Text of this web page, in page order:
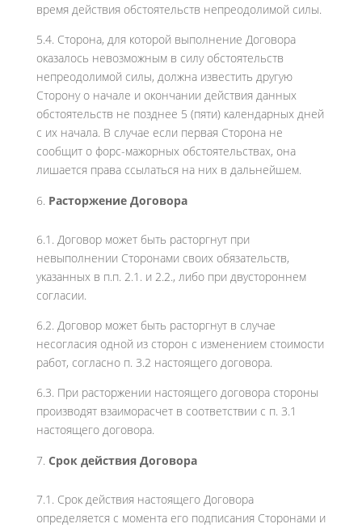
время действия обстоятельств непреодолимой силы.
5.4. Сторона, для которой выполнение Договора
оказалось невозможным в силу обстоятельств
непреодолимой силы, должна известить другую
Сторону о начале и окончании действия данных
обстоятельств не позднее 5 (пяти) календарных дней
с их начала. В случае если первая Сторона не
сообщит о форс-мажорных обстоятельствах, она
лишается права ссылаться на них в дальнейшем.
Расторжение Договора
6.1. Договор может быть расторгнут при
невыполнении Сторонами своих обязательств,
указанных в п.п. 2.1. и 2.2., либо при двустороннем
согласии.
6.2. Договор может быть расторгнут в случае
несогласия одной из сторон с изменением стоимости
работ, согласно п. 3.2 настоящего договора.
6.3. При расторжении настоящего договора стороны
производят взаиморасчет в соответствии с п. 3.1
настоящего договора.
Срок действия Договора
7.1. Срок действия настоящего Договора
определяется с момента его подписания Сторонами и